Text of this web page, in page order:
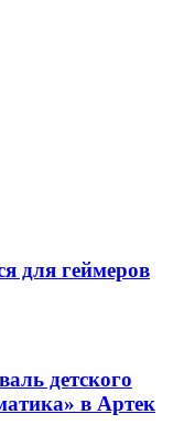
для геймеров
детского
в Артек